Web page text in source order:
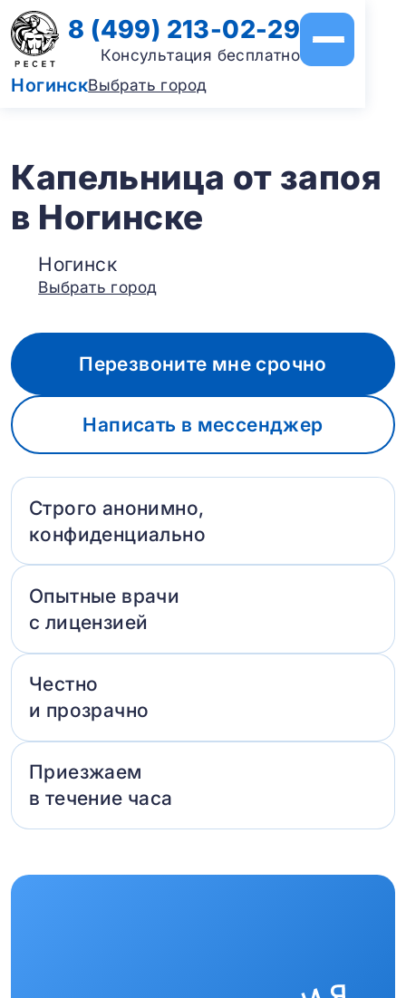
НогинскВыбрать город
8 (499) 213-02-29
Консультация бесплатно
Капельница от запоя
в Ногинске
Ногинск
Выбрать город
Перезвоните мне срочно
Написать в мессенджер
Строго анонимно,
конфиденциально
Опытные врачи
с лицензией
Честно
и прозрачно
Приезжаем
в течение часа